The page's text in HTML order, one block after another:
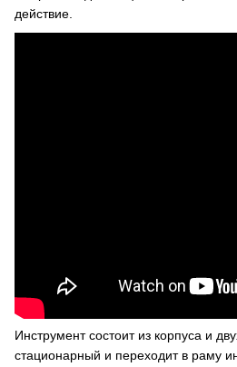
действие.
Инструмент состоит из корпуса и
стационарный и переходит в раму